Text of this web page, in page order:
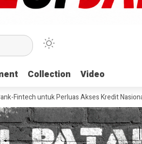
Collection Video
Collection Video
Perluas Akses Kredit Nasional Pevita